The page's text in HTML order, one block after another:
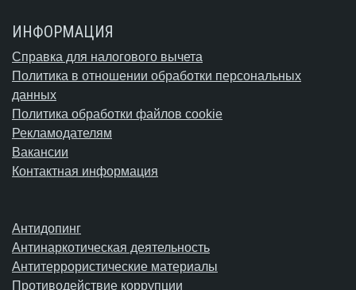
ИНФОРМАЦИЯ
Справка для налогового вычета
Политика в отношении обработки персональных
данных
Политика обработки файлов cookie
Рекламодателям
Вакансии
Контактная информация
Антидопинг
Антинаркотическая деятельность
Антитеррористические материалы
Противодействие коррупции